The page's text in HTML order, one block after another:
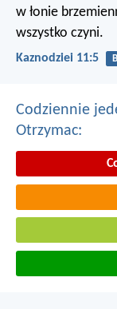
w łonie
wszystko czyni.
Kaznodziei 11:5
Codziennie
Otrzymac: